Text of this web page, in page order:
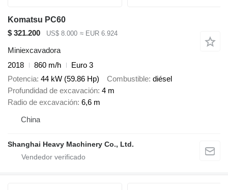
Komatsu PC60
$ 321.200
US$ 8.000 ≈ EUR 6.924
Miniexcavadora
2018
860 m/h
Euro 3
Potencia 44 kW (59.86 Hp) Combustible diésel
Profundidad de excavación 4 m
Radio de excavación 6,6 m
China
Shanghai Heavy Machinery Co., Ltd.